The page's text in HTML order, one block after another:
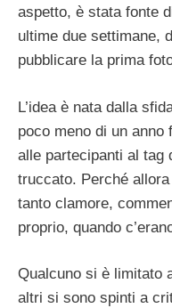
aspetto, è stata fonte
ultime due settimane,
pubblicare la prima
L’idea è nata dalla
poco meno di un
alle partecipanti al tag
truccato. Perché
tanto clamore,
proprio, quando
Qualcuno si è limitato
altri si sono spinti a